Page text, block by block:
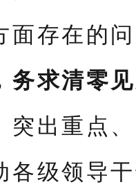
面存在的
务求清零
突出重点
各级领导